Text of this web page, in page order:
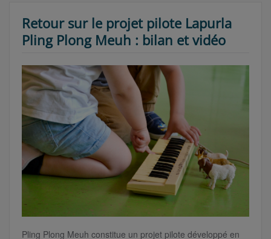
Retour sur le projet pilote Lapurla
Pling Plong Meuh : bilan et vidéo
Pling Plong Meuh constitue un projet pilote développé en